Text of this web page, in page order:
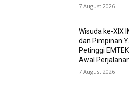
7 August 2026
Wisuda ke-XIX
dan Pimpinan
Petinggi
Awal
7 August 2026